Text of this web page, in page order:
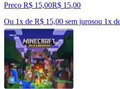
Preço R$ 15,00R$ 15,00
Ou 1x de R$ 15,00 sem jurosou 1x